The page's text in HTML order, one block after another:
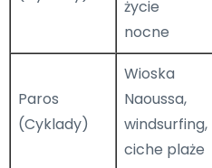
życie
nocne
Paros
(Cyklady)
Wioska
Naoussa,
windsurfing,
ciche plaże